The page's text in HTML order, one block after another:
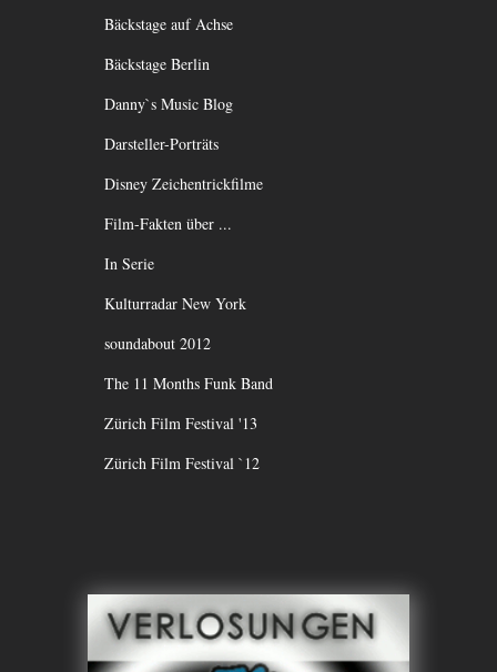
Bäckstage auf Achse
Bäckstage Berlin
Danny`s Music Blog
Darsteller-Porträts
Disney Zeichentrickfilme
Film-Fakten über ...
In Serie
Kulturradar New York
soundabout 2012
The 11 Months Funk Band
Zürich Film Festival '13
Zürich Film Festival `12